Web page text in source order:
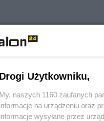
Stanach
idei jedna Ameryka,
Drogi Użytkowniku,
My, naszych 1160 zaufanych
informacje na urządzeniu oraz
informacje wysyłane przez